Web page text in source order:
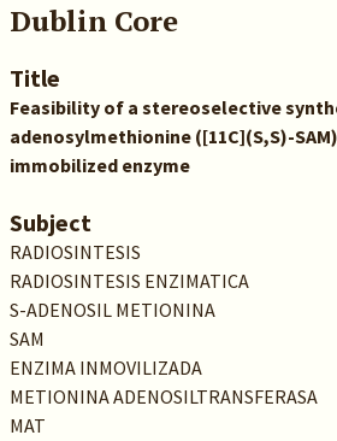
Dublin Core
Title
Feasibility of a stereoselective
adenosylmethionine ([11C](S,S)-
immobilized enzyme
Subject
RADIOSINTESIS
RADIOSINTESIS ENZIMATICA
S-ADENOSIL METIONINA
SAM
ENZIMA INMOVILIZADA
METIONINA ADENOSILTRANSFERASA
MAT